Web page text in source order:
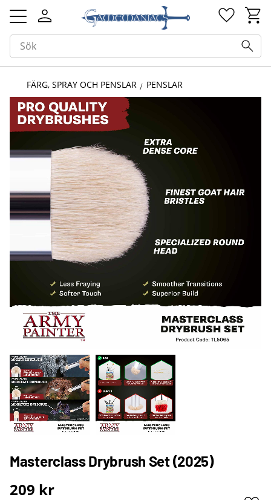
Meny
FÄRG, SPRAY OCH PENSLAR PENSLAR
Masterclass Drybrush Set (2025)
209 kr